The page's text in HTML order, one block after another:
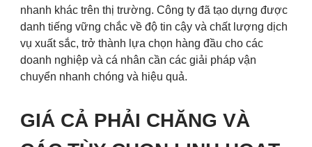
nhanh khác trên thị trường. Công ty đã tạo dựng được
danh tiếng vững chắc về độ tin cậy và chất lượng dịch
vụ xuất sắc, trở thành lựa chọn hàng đầu cho các
doanh nghiệp và cá nhân cần các giải pháp vận
chuyển nhanh chóng và hiệu quả.
GIÁ CẢ PHẢI CHĂNG VÀ